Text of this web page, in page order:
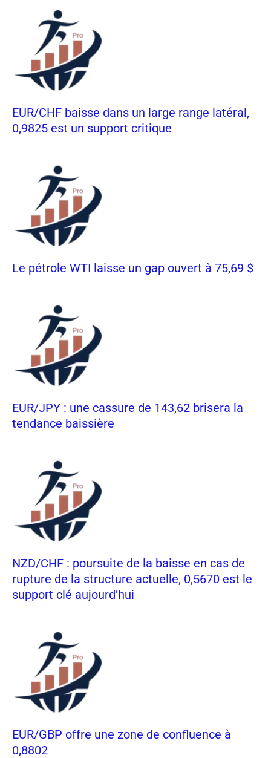
EUR/CHF baisse dans un large range latéral,
0,9825 est un support critique
Le pétrole WTI laisse un gap ouvert à 75,69 $
EUR/JPY : une cassure de 143,62 brisera la
tendance baissière
NZD/CHF : poursuite de la baisse en cas de
rupture de la structure actuelle, 0,5670 est le
support clé aujourd’hui
EUR/GBP offre une zone de confluence à
0,8802